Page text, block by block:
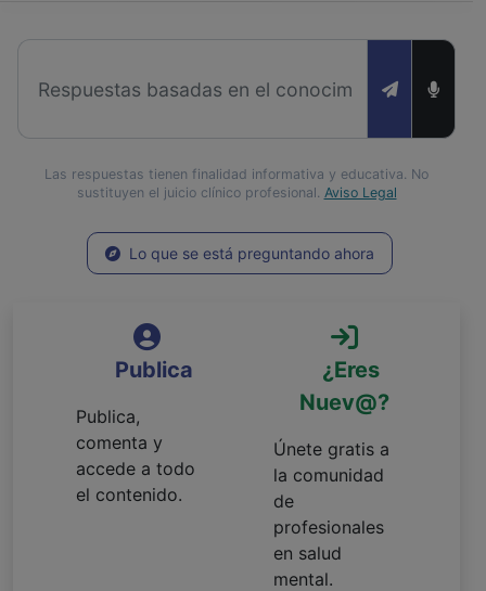
Las respuestas tienen finalidad informativa y educativa. No
sustituyen el juicio clínico profesional. Aviso Legal
Lo que se está preguntando ahora
Publica
Publica,
comenta y
accede a todo
el contenido.
¿Eres
Nuev@?
Únete gratis a
la comunidad
de
profesionales
en salud
mental.